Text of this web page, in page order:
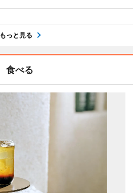
もっと見る
食べる